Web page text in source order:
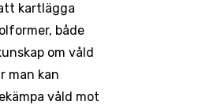
kartlägga
både
om våld
man kan
våld mot